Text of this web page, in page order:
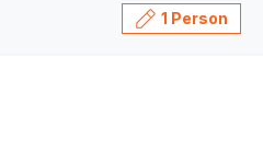
1 Person